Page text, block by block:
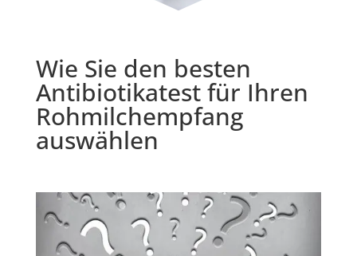
Wie Sie den besten
Antibiotikatest für Ihren
Rohmilchempfang
auswählen